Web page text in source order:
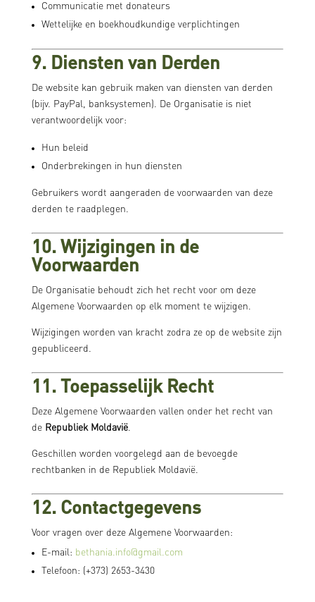
Communicatie met donateurs
Wettelijke en boekhoudkundige verplichtingen
9. Diensten van Derden
De website kan gebruik maken van diensten van derden
(bijv. PayPal, banksystemen). De Organisatie is niet
verantwoordelijk voor:
Hun beleid
Onderbrekingen in hun diensten
Gebruikers wordt aangeraden de voorwaarden van deze
derden te raadplegen.
10. Wijzigingen in de
Voorwaarden
De Organisatie behoudt zich het recht voor om deze
Algemene Voorwaarden op elk moment te wijzigen.
Wijzigingen worden van kracht zodra ze op de website zijn
gepubliceerd.
11. Toepasselijk Recht
Deze Algemene Voorwaarden vallen onder het recht van
de Republiek Moldavië.
Geschillen worden voorgelegd aan de bevoegde
rechtbanken in de Republiek Moldavië.
12. Contactgegevens
Voor vragen over deze Algemene Voorwaarden:
E-mail: bethania.info@gmail.com
Telefoon: (+373) 2653-3430